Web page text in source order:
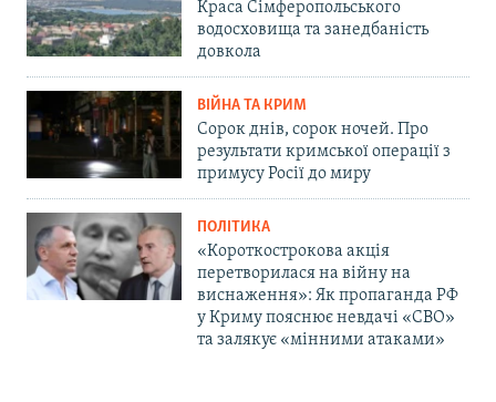
Краса Сімферопольського
водосховища та занедбаність
довкола
ВІЙНА ТА КРИМ
Сорок днів, сорок ночей. Про
результати кримської операції з
примусу Росії до миру
ПОЛІТИКА
«Короткострокова акція
перетворилася на війну на
виснаження»: Як пропаганда РФ
у Криму пояснює невдачі «СВО»
та залякує «мінними атаками»